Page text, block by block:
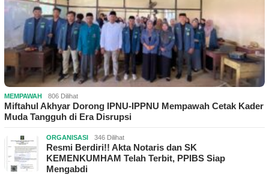
MEMPAWAH 806 Dilihat
Miftahul Akhyar Dorong IPNU-IPPNU Mempawah Cetak Kader
Muda Tangguh di Era Disrupsi
ORGANISASI 346 Dilihat
Resmi Berdiri!! Akta Notaris dan SK
KEMENKUMHAM Telah Terbit, PPIBS Siap
Mengabdi